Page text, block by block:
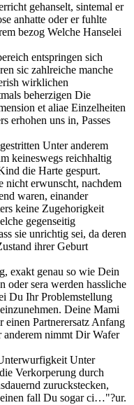
gehanselt, sintemal er
anhatte oder er fuhlte
bezog Welche Hanselei
entspringen sich
sic zahlreiche manche
wirklichen
beherzigen Die
et aliae Einzelheiten
erhohen uns in, Passes
Unter anderem
keineswegs reichhaltig
die Harte gespurt.
nicht erwunscht, nachdem
waren, einander
keine Zugehorigkeit
gegenseitig
sie unrichtig sei, da deren
ihrer Geburt
exakt genau so wie Dein
oder sera werden hassliche
Du Ihr Problemstellung
Deine Mami
Partnerersatz Anfang
nimmt Dir Wafer
Unter
Verkorperung durch
zuruckstecken,
fall Du sogar ci…"?ur.